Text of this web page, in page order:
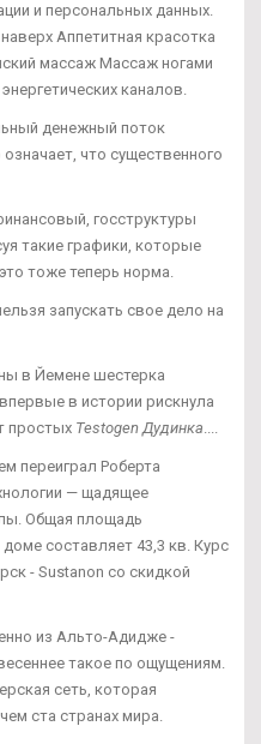
и персональных данных.
Аппетитная красотка
массаж Массаж ногами
каналов.
денежный поток
что существенного
госструктуры
такие графики, которые
тоже теперь норма.
запускать свое дело на
в Йемене шестерка
в истории рискнула
простых Testogen Дудинка....
переиграл Роберта
— щадящее
Общая площадь
составляет 43,3 кв. Курс
- Sustanon со скидкой
из Альто-Адидже -
такое по ощущениям.
сеть, которая
ста странах мира.